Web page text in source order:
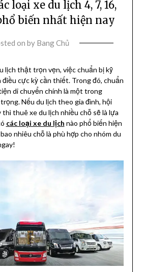
loại xe du lịch 4, 7, 16,
biến nhất hiện nay
on by Bang Chủ
lịch thật trọn vẹn, việc chuẩn bị kỹ
cực kỳ cần thiết. Trong đó, chuẩn
di chuyển chính là một trong
Nếu du lịch theo gia đình, hội
thuê xe du lịch nhiều chỗ sẽ là lựa
các loại xe du lịch nào phổ biến hiện
nhiêu chỗ là phù hợp cho nhóm du